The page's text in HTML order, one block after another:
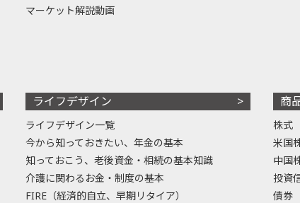
マーケット解説動画
ライフデザイン
ライフデザイン一覧
今から知っておきたい、年金の基本
知っておこう、老後資金・相続の基本知識
介護に関わるお金・制度の基本
FIRE（経済的自立、早期リタイア）
商
株式
米国
中国
投資
債券